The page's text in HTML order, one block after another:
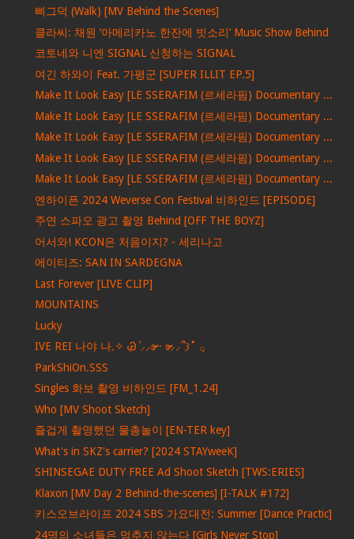
삐그덕 (Walk) [MV Behind the Scenes]
클라씨: 채원 ‘아메리카노 한잔에 빗소리’ Music Show Behind
코토네와 니엔 SIGNAL 신청하는 SIGNAL
여긴 하와이 Feat. 가평군 [SUPER ILLIT EP.5]
Make It Look Easy [LE SSERAFIM (르세라핌) Documentary ...
Make It Look Easy [LE SSERAFIM (르세라핌) Documentary ...
Make It Look Easy [LE SSERAFIM (르세라핌) Documentary ...
Make It Look Easy [LE SSERAFIM (르세라핌) Documentary ...
Make It Look Easy [LE SSERAFIM (르세라핌) Documentary ...
엔하이픈 2024 Weverse Con Festival 비하인드 [EPISODE]
주연 스파오 광고 촬영 Behind [OFF THE BOYZ]
어서와! KCON은 처음이지? - 세리나고
에이티즈: SAN IN SARDEGNA
Last Forever [LIVE CLIP]
MOUNTAINS
Lucky
IVE REI 나야 나𓈒✧ ݂Ꮚ݁ ⷭ⸝⸝ʚ̴̶̷̷ · ʚ̴̶̷̷⸝⸝՞𐦯˚ ݂𓂂
ParkShiOn.SSS
Singles 화보 촬영 비하인드 [FM_1.24]
Who [MV Shoot Sketch]
즐겁게 촬영했던 물총놀이 [EN-TER key]
What's in SKZ's carrier? [2024 STAYweeK]
SHINSEGAE DUTY FREE Ad Shoot Sketch [TWS:ERIES]
Klaxon [MV Day 2 Behind-the-scenes] [I-TALK #172]
키스오브라이프 2024 SBS 가요대전: Summer [Dance Practic]
24명의 소녀들은 멈추지 않는다 [Girls Never Stop]